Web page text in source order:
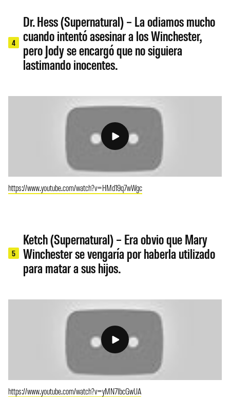
4
Dr. Hess (Supernatural) – La odiamos mucho
cuando intentó asesinar a los Winchester,
pero Jody se encargó que no siguiera
lastimando inocentes.
https://www.youtube.com/watch?v=HMd19q7wWgc
5
Ketch (Supernatural) – Era obvio que Mary
Winchester se vengaría por haberla utilizado
para matar a sus hijos.
https://www.youtube.com/watch?v=yMN7IbcGwUA